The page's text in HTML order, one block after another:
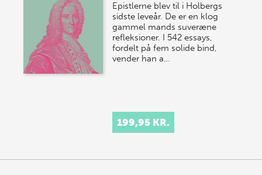
Epistlerne blev til i Holbergs
sidste leveår. De er en klog
gammel mands suveræne
refleksioner. I 542 essays,
fordelt på fem solide bind,
vender han a…
199,95 KR.